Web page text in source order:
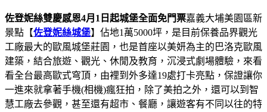
佐登妮絲雙慶感恩4月1日起城堡全面免門票嘉義大埔美園區新
景點【佐登妮絲城堡】佔地1萬5000坪，是目前保養品界觀光
工廠最大的歐風城堡莊園，也是首座以美妍為主的巴洛克歐風
建築，結合旅遊、觀光、休閒及教育，沉浸式劇場體驗，來看
看全台最高歐式穹頂，由裡到外多達19處打卡亮點，保證讓你
一進來就拿著手機(相機)瘋狂拍，除了美拍之外，還可以到智
慧工廠去參觀，甚至還有超市、餐廳，讓遊客有不同以往的特